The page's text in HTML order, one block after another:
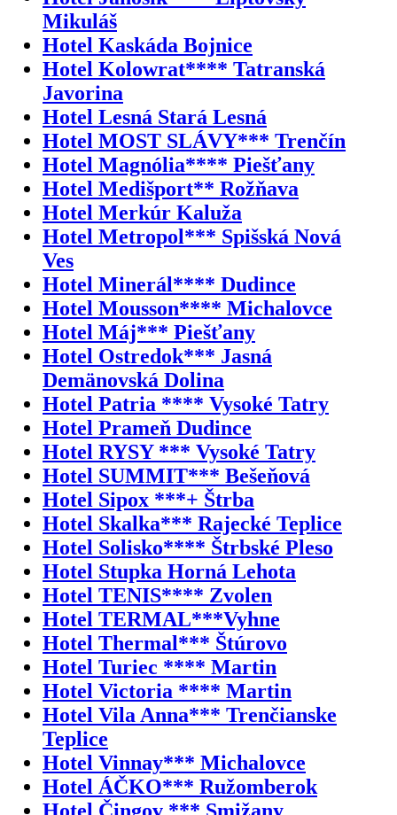
Mikuláš
Hotel Kaskáda Bojnice
Hotel Kolowrat**** Tatranská
Javorina
Hotel Lesná Stará Lesná
Hotel MOST SLÁVY*** Trenčín
Hotel Magnólia**** Piešťany
Hotel Medišport** Rožňava
Hotel Merkúr Kaluža
Hotel Metropol*** Spišská Nová
Ves
Hotel Minerál**** Dudince
Hotel Mousson**** Michalovce
Hotel Máj*** Piešťany
Hotel Ostredok*** Jasná
Demänovská Dolina
Hotel Patria **** Vysoké Tatry
Hotel Prameň Dudince
Hotel RYSY *** Vysoké Tatry
Hotel SUMMIT*** Bešeňová
Hotel Sipox ***+ Štrba
Hotel Skalka*** Rajecké Teplice
Hotel Solisko**** Štrbské Pleso
Hotel Stupka Horná Lehota
Hotel TENIS**** Zvolen
Hotel TERMAL***Vyhne
Hotel Thermal*** Štúrovo
Hotel Turiec **** Martin
Hotel Victoria **** Martin
Hotel Vila Anna*** Trenčianske
Teplice
Hotel Vinnay*** Michalovce
Hotel ÁČKO*** Ružomberok